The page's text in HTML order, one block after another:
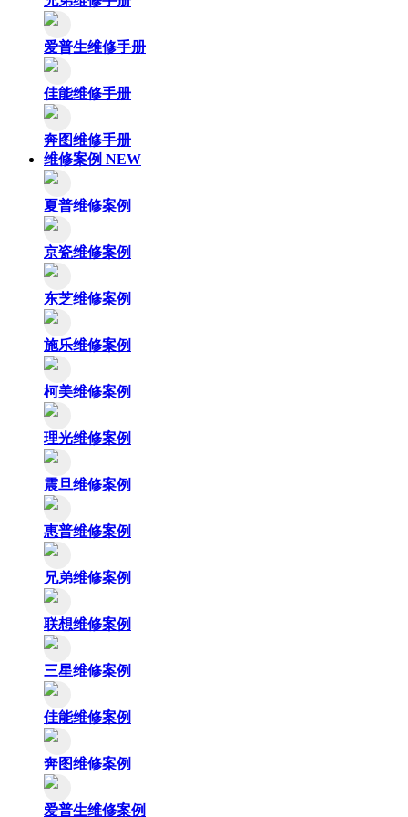
爱普生维修手册
佳能维修手册
奔图维修手册
维修案例 NEW
夏普维修案例
京瓷维修案例
东芝维修案例
施乐维修案例
柯美维修案例
理光维修案例
震旦维修案例
惠普维修案例
兄弟维修案例
联想维修案例
三星维修案例
佳能维修案例
奔图维修案例
爱普生维修案例